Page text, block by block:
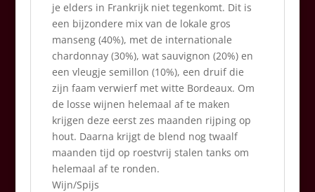
je elders in Frankrijk niet tegenkomt. Dit is
een bijzondere mix van de lokale gros
manseng (40%), met de internationale
chardonnay (30%), wat sauvignon (20%) en
een vleugje semillon (10%), een druif die
zijn faam verwierf met witte Bordeaux. Om
de losse wijnen helemaal af te maken
krijgen deze eerst zes maanden rijping op
hout. Daarna krijgt de blend nog twaalf
maanden tijd op roestvrij stalen tanks om
helemaal af te ronden.
Wijn/Spijs